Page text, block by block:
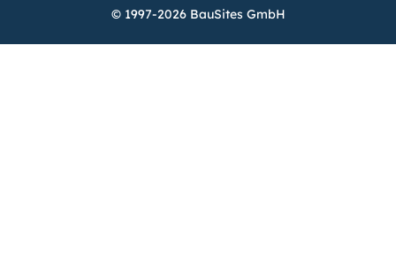
© 1997-2026 BauSites GmbH